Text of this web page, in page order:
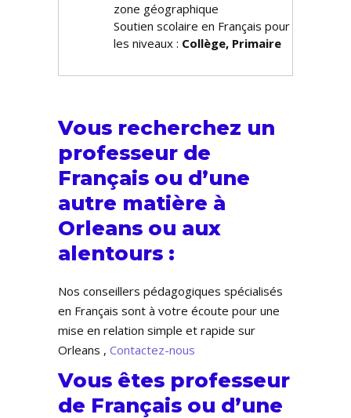
zone géographique
Soutien scolaire en Français pour
les niveaux : Collège, Primaire
Vous recherchez un
professeur de
Français ou d’une
autre matière à
Orleans ou aux
alentours :
Nos conseillers pédagogiques spécialisés
en Français sont à votre écoute pour une
mise en relation simple et rapide sur
Orleans , Contactez-nous
Vous êtes professeur
de Français ou d’une